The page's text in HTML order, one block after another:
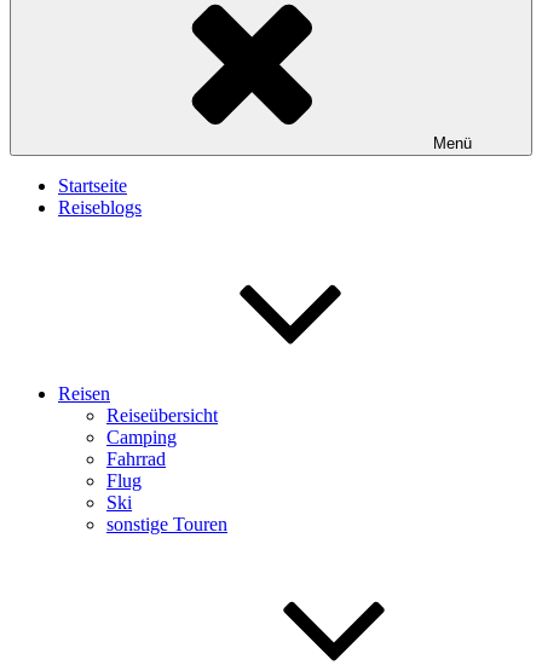
Menü
Startseite
Reiseblogs
Reisen
Reiseübersicht
Camping
Fahrrad
Flug
Ski
sonstige Touren